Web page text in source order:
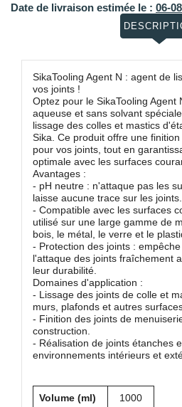
Date de livraison estimée le : 06-
SikaTooling Agent N : agent de
vos joints !
Optez pour le SikaTooling Agent
aqueuse et sans solvant
lissage des colles et mastics
Sika. Ce produit offre une
pour vos joints, tout en
optimale avec les surfaces
Avantages :
- pH neutre : n'attaque pas les
laisse aucune trace sur les joints.
- Compatible avec les surfaces
utilisé sur une large gamme de
bois, le métal, le verre et le
- Protection des joints :
l'attaque des joints fraîchement
leur durabilité.
Domaines d'application :
- Lissage des joints de colle et
murs, plafonds et autres
- Finition des joints de
construction.
- Réalisation de joints étanches
environnements intérieurs et
Volume (ml) 1000